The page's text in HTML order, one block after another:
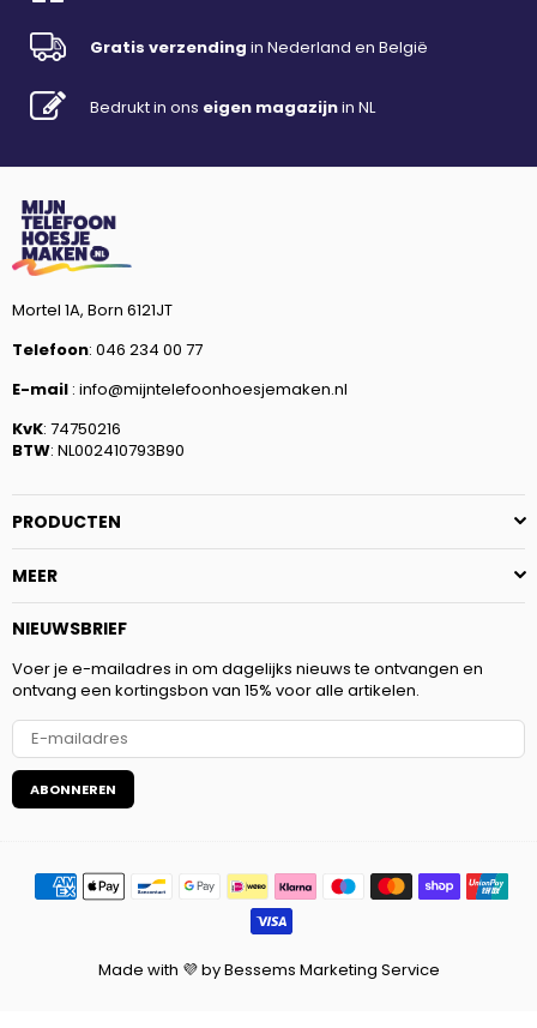
Gratis verzending in Nederland en België
Bedrukt in ons eigen magazijnin NL
Mortel 1A, Born 6121JT
Telefoon: 046 234 00 77
E-mail : info@mijntelefoonhoesjemaken.nl
KvK: 74750216
BTW: NL002410793B90
PRODUCTEN
MEER
NIEUWSBRIEF
Voer je e-mailadres in om dagelijks nieuws te ontvangen en
ontvang een kortingsbon van 15% voor alle artikelen.
ABONNEREN
Made with 💜 by Bessems Marketing Service